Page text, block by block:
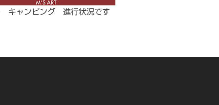
キャンピング 進行状況です